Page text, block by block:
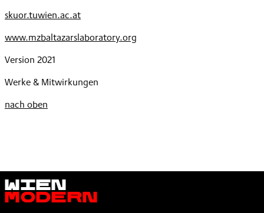
skuor.tuwien.ac.at
www.mzbaltazarslaboratory.org
Version 2021
Werke & Mitwirkungen
nach oben
Wien
Modern